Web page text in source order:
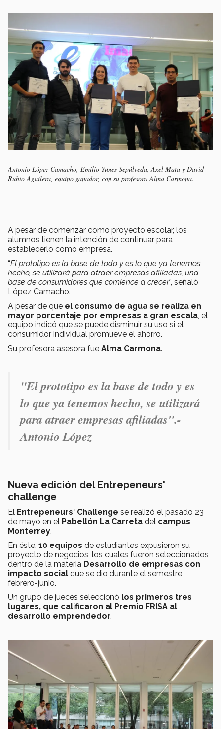
Antonio López Camacho, Emilio Yunes Sepúlveda, Axel Mata y David
Rubio Aguilera, equipo ganador, con su profesora Alma Carmona.
A pesar de comenzar como proyecto escolar, los
alumnos tienen la intención de continuar para
establecerlo como empresa.
“El prototipo es la base de todo y es lo que ya tenemos
hecho, se utilizará para atraer empresas afiliadas, una
base de consumidores que comience a crecer”, señaló
López Camacho.
A pesar de que el consumo de agua se realiza en
mayor porcentaje por empresas a gran escala, el
equipo indicó que se puede disminuir su uso si el
consumidor individual promueve el ahorro.
Su profesora asesora fue Alma Carmona.
"El prototipo es la base de todo y es
lo que ya tenemos hecho, se utilizará
para atraer empresas afiliadas".-
Antonio López
Nueva edición del Entrepeneurs'
challenge
El Entrepeneurs' Challenge se realizó el pasado 23
de mayo en el Pabellón La Carreta del campus
Monterrey.
En éste, 10 equipos de estudiantes expusieron su
proyecto de negocios, los cuales fueron seleccionados
dentro de la materia Desarrollo de empresas con
impacto social que se dio durante el semestre
febrero-junio.
Un grupo de jueces seleccionó los primeros tres
lugares, que calificaron al Premio FRISA al
desarrollo emprendedor.